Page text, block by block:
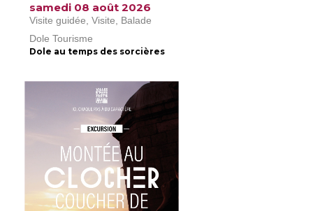
samedi 08 août 2026
Visite guidée, Visite, Balade
Dole Tourisme
Dole au temps des sorcières